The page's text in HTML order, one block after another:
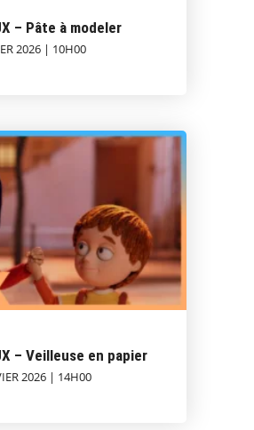
– Pâte à modeler
2026 | 10H00
– Veilleuse en papier
2026 | 14H00